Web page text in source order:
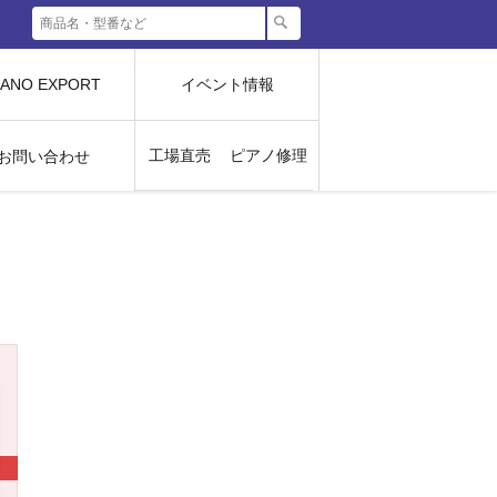
EXPORT
問い合わせ
イベント情報
工場直売 ピアノ修理